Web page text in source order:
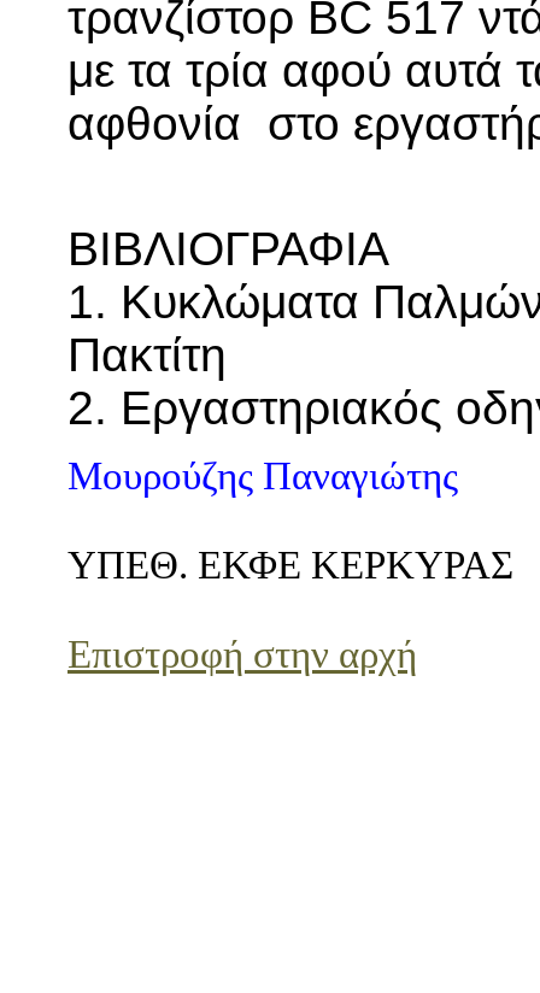
τρανζίστορ BC 517
με τα τρία αφού αυτά
αφθονία στο
ΒΙΒΛΙΟΓΡΑΦΙΑ
1. Κυκλώματα
Πακτίτη
2. Εργαστηριακός
Μουρούζης Παναγιώτης
ΥΠΕΘ. ΕΚΦΕ ΚΕΡΚΥΡΑΣ
Επιστροφή στην αρχή